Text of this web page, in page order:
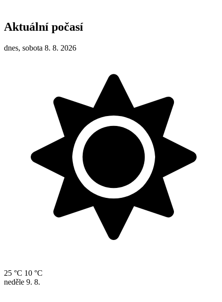
Aktuální počasí
dnes, sobota 8. 8. 2026
25 °C 10 °C
neděle 9. 8.